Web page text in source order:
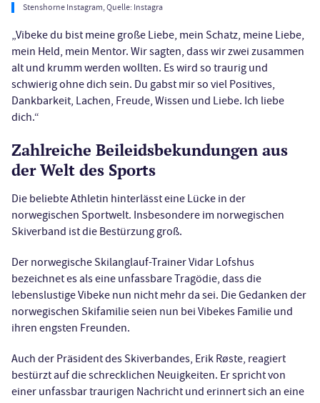
Stenshorne Instagram, Quelle: Instagra
„Vibeke du bist meine große Liebe, mein Schatz, meine Liebe,
mein Held, mein Mentor. Wir sagten, dass wir zwei zusammen
alt und krumm werden wollten. Es wird so traurig und
schwierig ohne dich sein. Du gabst mir so viel Positives,
Dankbarkeit, Lachen, Freude, Wissen und Liebe. Ich liebe
dich.“
Zahlreiche Beileidsbekundungen aus
der Welt des Sports
Die beliebte Athletin hinterlässt eine Lücke in der
norwegischen Sportwelt. Insbesondere im norwegischen
Skiverband ist die Bestürzung groß.
Der norwegische Skilanglauf-Trainer Vidar Lofshus
bezeichnet es als eine unfassbare Tragödie, dass die
lebenslustige Vibeke nun nicht mehr da sei. Die Gedanken der
norwegischen Skifamilie seien nun bei Vibekes Familie und
ihren engsten Freunden.
Auch der Präsident des Skiverbandes, Erik Røste, reagiert
bestürzt auf die schrecklichen Neuigkeiten. Er spricht von
einer unfassbar traurigen Nachricht und erinnert sich an eine